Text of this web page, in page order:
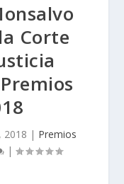
Corte
2018 | Premios
|